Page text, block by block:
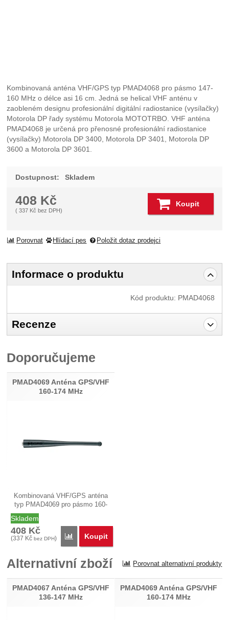
Kombinovaná anténa VHF/GPS typ PMAD4068 pro pásmo 147-
160 MHz o délce asi 16 cm. Jedná se helical VHF anténu v
zaobleném designu profesionální digitální radiostanice (vysílačky)
Motorola DP řady systému Motorola MOTOTRBO. VHF anténa
PMAD4068 je určená pro přenosné profesionální radiostanice
(vysílačky) Motorola DP 3400, Motorola DP 3401, Motorola DP
3600 a Motorola DP 3601.
Dostupnost: Skladem
408 Kč
( 337 Kč bez DPH)
Koupit
Porovnat Hlídací pes Položit dotaz prodejci
Informace o produktu
Kód produktu: PMAD4068
Recenze
Recenze
Nebyla přidána žádná recenze.
Doporučujeme
PMAD4069 Anténa GPS/VHF
160-174 MHz
Kombinovaná VHF/GPS anténa
typ PMAD4069 pro pásmo 160-
Skladem
408 Kč
(337 Kč bez DPH) Porovnat
Koupit
Alternativní zboží Porovnat alternativní produkty
PMAD4067 Anténa GPS/VHF
136-147 MHz
PMAD4069 Anténa GPS/VHF
160-174 MHz